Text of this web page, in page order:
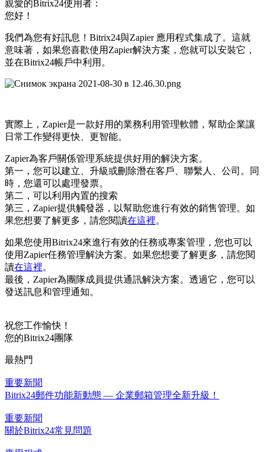
親愛的Bitrix24使用者：
您好！
我們為您有好訊息！Bitrix24與Zapier 應用程式集成了。這就
意味著，如果您喜歡使用Zapier解決方案，您就可以安裝它，
並在Bitrix24帳戶中利用。
實際上，Zapier是一款好用的業務利用管理軟體，幫助企業讓
日常工作變得更快、更智能。
Zapier為客戶關係管理系統提供好用的解決方案。
第一，您可以建立、升級或刪除潛在客戶、聯繫人、公司。同
時，您還可以處理發票。
第二，可以利用內置的搜索
第三，Zapier提供觸發器，以幫助您進行有效的銷售管理。如
果您想要了解更多，請您閱讀在這裡。
如果您使用Bitrix24來進行有效的任務或專案管理，您也可以
使用Zapier任務管理解決方案。如果您想要了解更多，請您閱
讀在這裡。
最後，Zapier為團隊成員提供通訊解決方案。透過它，您可以
發送訊息和管理通知。
祝您工作愉快！
您的Bitrix24團隊
最熱門
重要新聞
Bitrix24郵件功能新動態 — 企業郵箱管理全新升級！
重要新聞
關於Bitrix24常見問題